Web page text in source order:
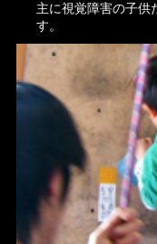
主に視覚障害の子供
す。